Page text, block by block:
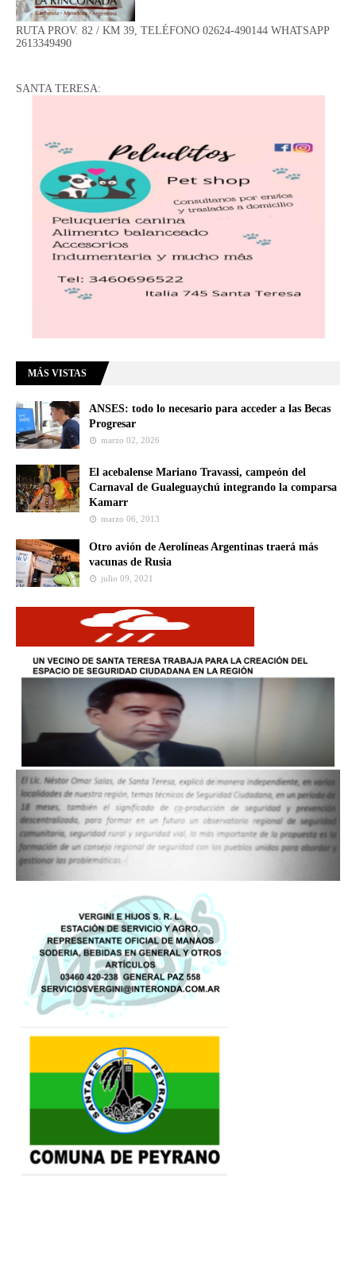
RUTA PROV. 82 / KM 39, TELÉFONO 02624-490144 WHATSAPP
2613349490
SANTA TERESA:
MÁS VISTAS
ANSES: todo lo necesario para acceder a las Becas
Progresar
marzo 02, 2026
El acebalense Mariano Travassi, campeón del
Carnaval de Gualeguaychú integrando la comparsa
Kamarr
marzo 06, 2013
Otro avión de Aerolíneas Argentinas traerá más
vacunas de Rusia
julio 09, 2021